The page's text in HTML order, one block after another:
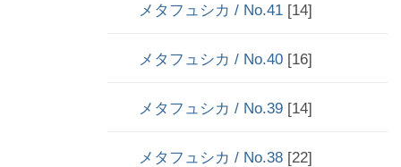
メタフュシカ / No.41 [14]
メタフュシカ / No.40 [16]
メタフュシカ / No.39 [14]
メタフュシカ / No.38 [22]